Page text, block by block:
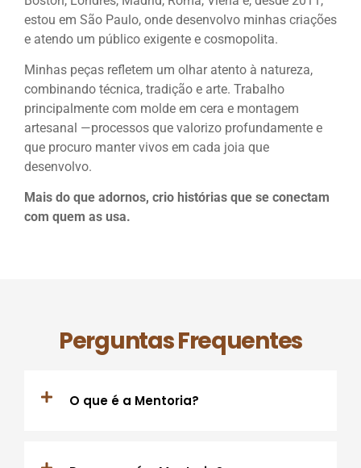
estou em São Paulo, onde desenvolvo minhas criações
e atendo um público exigente e cosmopolita.
Minhas peças refletem um olhar atento à natureza,
combinando técnica, tradição e arte. Trabalho
principalmente com molde em cera e montagem
artesanal —processos que valorizo profundamente e
que procuro manter vivos em cada joia que
desenvolvo.
Mais do que adornos, crio histórias que se conectam
com quem as usa.
Perguntas Frequentes
O que é a Mentoria?